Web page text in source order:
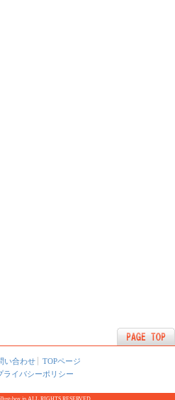
い合わせ
TOPページ
ライバシーポリシー
box.jp ALL RIGHTS RESERVED.